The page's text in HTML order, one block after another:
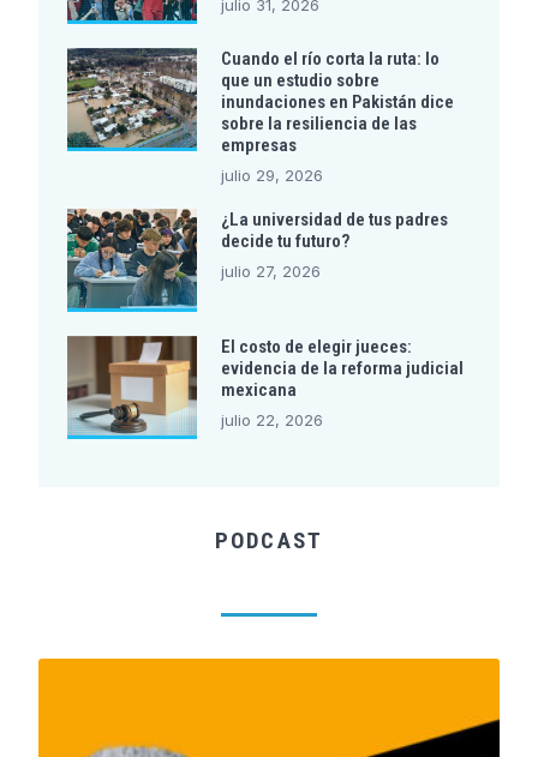
julio 31, 2026
Cuando el río corta la ruta: lo
que un estudio sobre
inundaciones en Pakistán dice
sobre la resiliencia de las
empresas
julio 29, 2026
¿La universidad de tus padres
decide tu futuro?
julio 27, 2026
El costo de elegir jueces:
evidencia de la reforma judicial
mexicana
julio 22, 2026
PODCAST